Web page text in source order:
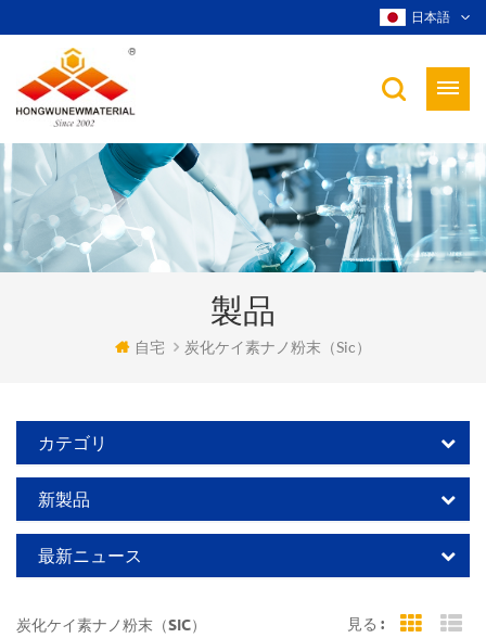
日本語
製品
自宅 炭化ケイ素ナノ粉末（sic）
カテゴリ
新製品
最新ニュース
炭化ケイ素ナノ粉末（SIC） 見る : Grid